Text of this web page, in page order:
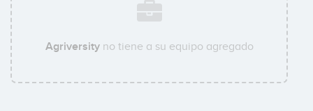
Agriversityno tiene a su equipo agregado